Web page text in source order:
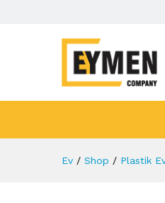
Ev / Shop / Plastik